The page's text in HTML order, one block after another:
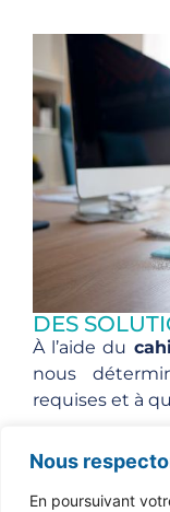
Nous
En poursuivant
DES
À l’aide du
nous
requises et à
traitées avec